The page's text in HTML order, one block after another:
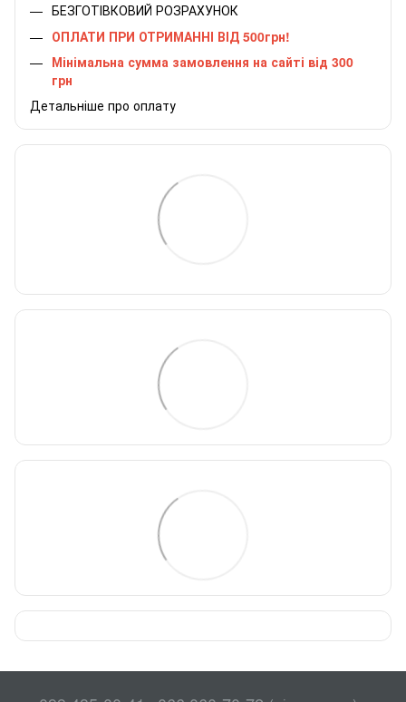
БЕЗГОТІВКОВИЙ РОЗРАХУНОК
ОПЛАТИ ПРИ ОТРИМАННІ ВІД 500грн!
Мінімальна сумма замовлення на сайті від 300
грн
Детальніше про оплату